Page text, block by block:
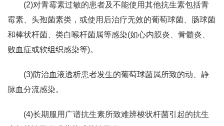
(2)对青霉素过敏的患者及不能使用其他抗生素包括青
霉素、头孢菌素类，或使用后治疗无效的葡萄球菌、肠球菌
和棒状杆菌、类白喉杆菌属等感染(如心内膜炎、骨髓炎、
败血症或软组织感染等)。
(3)防治血液透析患者发生的葡萄球菌属所致的动、静
脉血分流感染。
(4)长期服用广谱抗生素所致难辨梭状杆菌引起的抗生